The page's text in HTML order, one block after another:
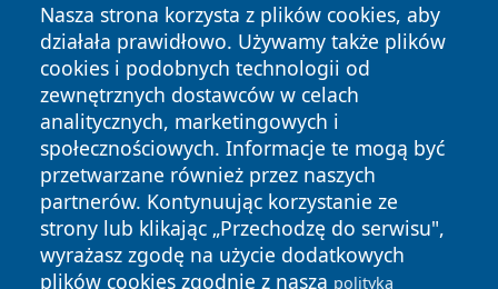
Nasza strona korzysta z plików cookies, aby
działała prawidłowo. Używamy także plików
cookies i podobnych technologii od
zewnętrznych dostawców w celach
analitycznych, marketingowych i
społecznościowych. Informacje te mogą być
przetwarzane również przez naszych
partnerów. Kontynuując korzystanie ze
strony lub klikając „Przechodzę do serwisu",
wyrażasz zgodę na użycie dodatkowych
plików cookies zgodnie z naszą polityką
Copyright © 2026 reporter.niepolomice.pl Wszystkie prawa
zastrzeżone.
News Autorzy
Polityka
Prywatności
Polityka
Cookies